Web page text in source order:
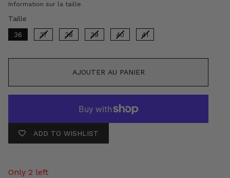
Information sur la taille
Taille
36 37 38 39 40 41
AJOUTER AU PANIER
ADD TO WISHLIST
Only 2 left